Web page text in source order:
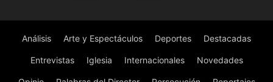
Análisis Arte y Espectáculos Deportes Destacadas
Entrevistas Iglesia Internacionales Novedades